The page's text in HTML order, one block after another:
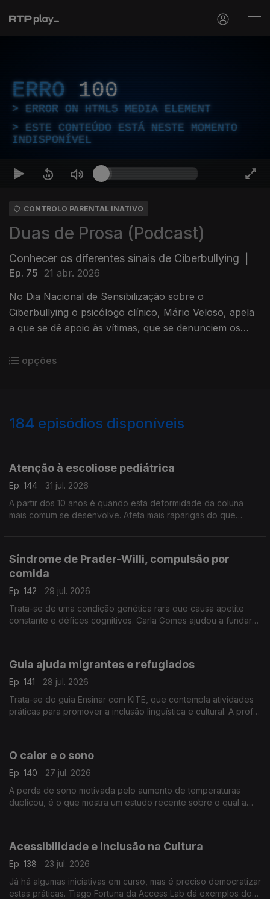
ERRO 100
ERROR ON HTML5 MEDIA ELEMENT
ESTE CONTEÚDO ESTÁ NESTE MOMENTO
INDISPONÍVEL
CONTROLO PARENTAL INATIVO
Duas de Prosa (Podcast)
Conhecer os diferentes sinais de Ciberbullying
Ep. 75 21 abr. 2026
No Dia Nacional de Sensibilização sobre o
Ciberbullying o psicólogo clínico, Mário Veloso, apela
a que se dê apoio às vítimas, que se denunciem os
opções
184 episódios disponíveis
Atenção à escoliose pediátrica
Ep. 144
31 jul. 2026
A partir dos 10 anos é quando esta deformidade da coluna
mais comum se desenvolve. Afeta mais raparigas do que
Síndrome de Prader-Willi, compulsão por
comida
Ep. 142
29 jul. 2026
Trata-se de uma condição genética rara que causa apetite
constante e défices cognitivos. Carla Gomes ajudou a fundar
Guia ajuda migrantes e refugiados
Ep. 141
28 jul. 2026
Trata-se do guia Ensinar com KITE, que contempla atividades
práticas para promover a inclusão linguística e cultural. A prof
O calor e o sono
Ep. 140
27 jul. 2026
A perda de sono motivada pelo aumento de temperaturas
duplicou, é o que mostra um estudo recente sobre o qual a
Acessibilidade e inclusão na Cultura
Ep. 138
23 jul. 2026
Já há algumas iniciativas em curso, mas é preciso democratizar
estas práticas. Tiago Fortuna da Access Lab dá exemplos do